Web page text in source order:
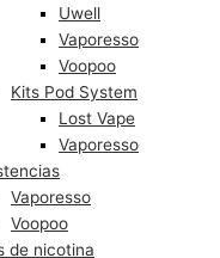
Uwell
Vaporesso
Voopoo
Kits Pod System
Lost Vape
Vaporesso
Vaporesso
Voopoo
de nicotina